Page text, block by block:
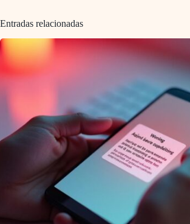
Entradas relacionadas